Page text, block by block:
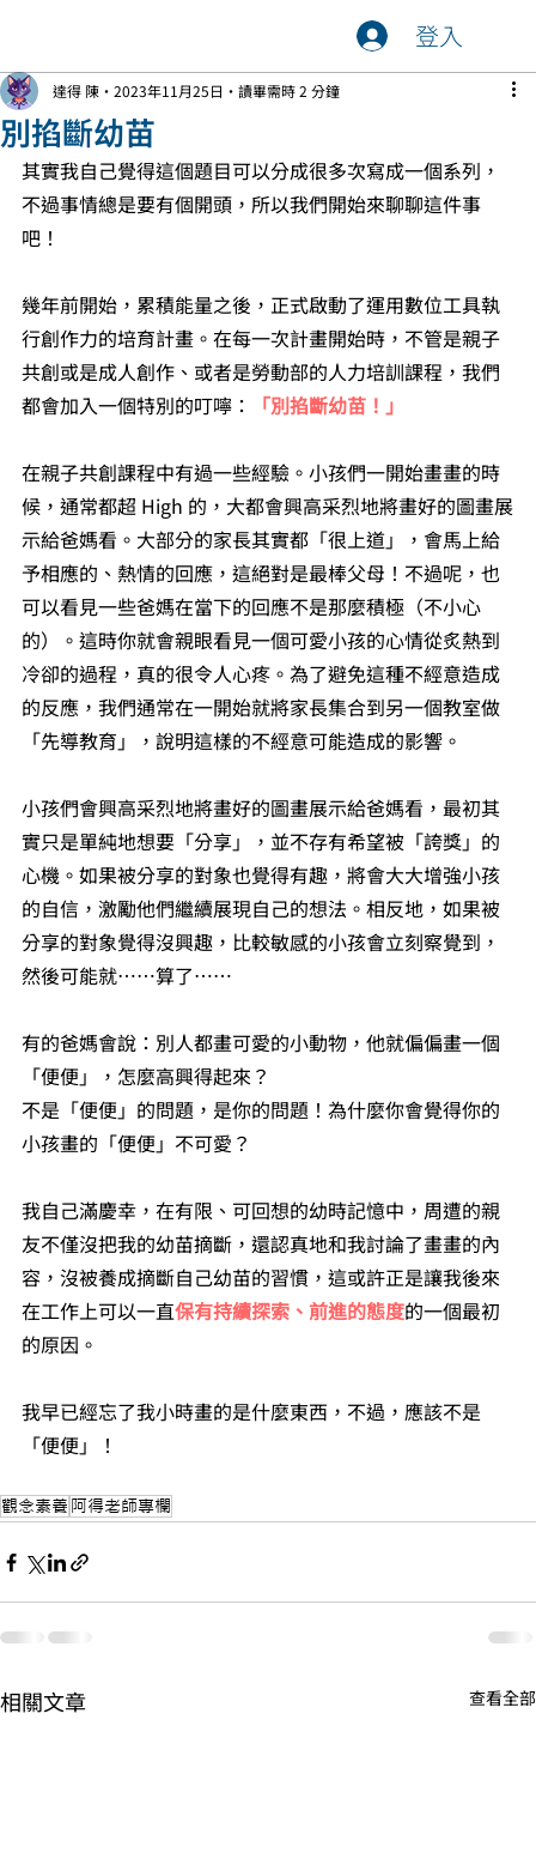
登入
別掐斷幼苗
達得 陳 2023年11月25日 讀畢需時 2 分鐘
其實我自己覺得這個題目可以分成很多次寫成一個系列，
不過事情總是要有個開頭，所以我們開始來聊聊這件事
吧！
幾年前開始，累積能量之後，正式啟動了運用數位工具執
行創作力的培育計畫。在每一次計畫開始時，不管是親子
共創或是成人創作、或者是勞動部的人力培訓課程，我們
都會加入一個特別的叮嚀：
「別掐斷幼苗！」
在親子共創課程中有過一些經驗。小孩們一開始畫畫的時
候，通常都超 High 的，大都會興高采烈地將畫好的圖畫展
示給爸媽看。大部分的家長其實都「很上道」，會馬上給
予相應的、熱情的回應，這絕對是最棒父母！不過呢，也
可以看見一些爸媽在當下的回應不是那麼積極（不小心
的）。這時你就會親眼看見一個可愛小孩的心情從炙熱到
冷卻的過程，真的很令人心疼。為了避免這種不經意造成
的反應，我們通常在一開始就將家長集合到另一個教室做
「先導教育」，說明這樣的不經意可能造成的影響。
小孩們會興高采烈地將畫好的圖畫展示給爸媽看，最初其
實只是單純地想要「分享」，並不存有希望被「誇獎」的
心機。如果被分享的對象也覺得有趣，將會大大增強小孩
的自信，激勵他們繼續展現自己的想法。相反地，如果被
分享的對象覺得沒興趣，比較敏感的小孩會立刻察覺到，
然後可能就⋯⋯算了⋯⋯
有的爸媽會說：別人都畫可愛的小動物，他就偏偏畫一個
「便便」，怎麼高興得起來？
不是「便便」的問題，是你的問題！為什麼你會覺得你的
小孩畫的「便便」不可愛？
我自己滿慶幸，在有限、可回想的幼時記憶中，周遭的親
友不僅沒把我的幼苗摘斷，還認真地和我討論了畫畫的內
容，沒被養成摘斷自己幼苗的習慣，這或許正是讓我後來
在工作上可以一直保有持續探索、前進的態度的一個最初
的原因。
我早已經忘了我小時畫的是什麼東西，不過，應該不是
「便便」！
觀念素養 阿得老師專欄
相關文章 查看全部